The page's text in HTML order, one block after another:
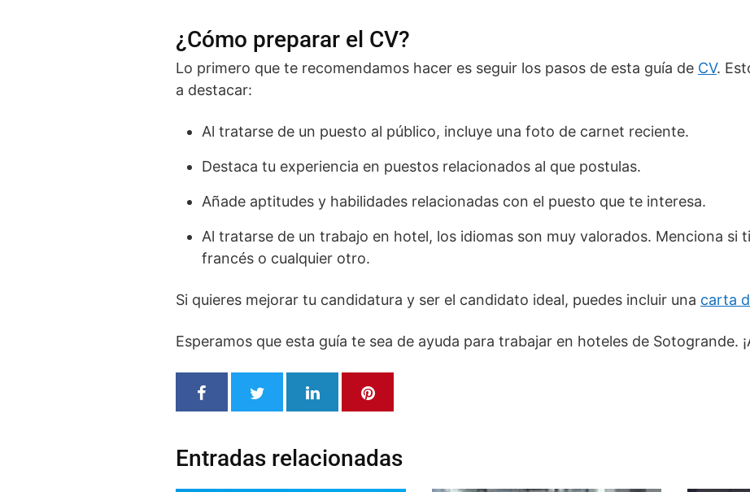
¿Cómo preparar el CV?
Lo primero que te recomendamos hacer es seguir los pasos de esta guía de CV.
a destacar:
Al tratarse de un puesto al público, incluye una foto de carnet reciente.
Destaca tu experiencia en puestos relacionados al que postulas.
Añade aptitudes y habilidades relacionadas con el puesto que te interesa.
Al tratarse de un trabajo en hotel, los idiomas son muy valorados. Menciona si
francés o cualquier otro.
Si quieres mejorar tu candidatura y ser el candidato ideal, puedes incluir una carta
Esperamos que esta guía te sea de ayuda para trabajar en hoteles de Sotogrande.
Entradas relacionadas